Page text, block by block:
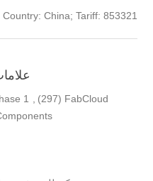
Country: China; Tariff: 853321
FabCloud
(297)
1